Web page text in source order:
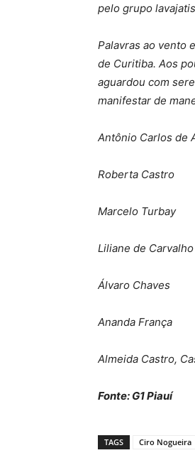
pelo grupo
Palavras ao vento
de Curitiba. Aos
aguardou com
manifestar de
Antônio Carlos de
Roberta Castro
Marcelo Turbay
Liliane de Carvalho
Álvaro Chaves
Ananda França
Almeida Castro,
Fonte: G1 Piauí
TAGS Ciro Nogueira